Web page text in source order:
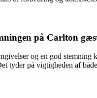
på Carlton
og en god
tyder på vigtigheden af